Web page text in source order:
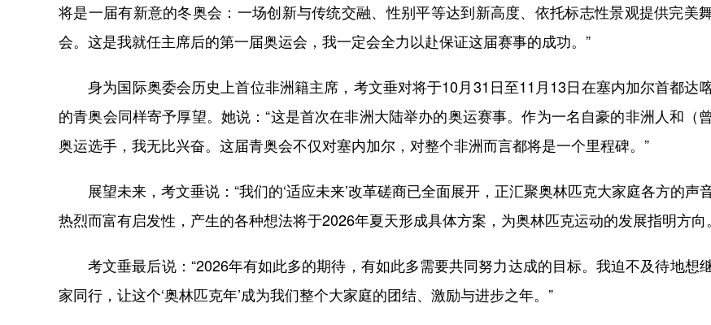
将是一届有新意的冬奥会：一场创新与传统交融、性别平等达到新高度、依托标志性景观提供完美
会。这是我就任主席后的第一届奥运会，我一定会全力以赴保证这届赛事的成功。”
身为国际奥委会历史上首位非洲籍主席，考文垂对将于10月31日至11月13日在塞内加尔首都达
的青奥会同样寄予厚望。她说：“这是首次在非洲大陆举办的奥运赛事。作为一名自豪的非洲人和（曾
奥运选手，我无比兴奋。这届青奥会不仅对塞内加尔，对整个非洲而言都将是一个里程碑。”
展望未来，考文垂说：“我们的‘适应未来’改革磋商已全面展开，正汇聚奥林匹克大家庭各方的声
热烈而富有启发性，产生的各种想法将于2026年夏天形成具体方案，为奥林匹克运动的发展指明方向
考文垂最后说：“2026年有如此多的期待，有如此多需要共同努力达成的目标。我迫不及待地想
家同行，让这个‘奥林匹克年’成为我们整个大家庭的团结、激励与进步之年。”